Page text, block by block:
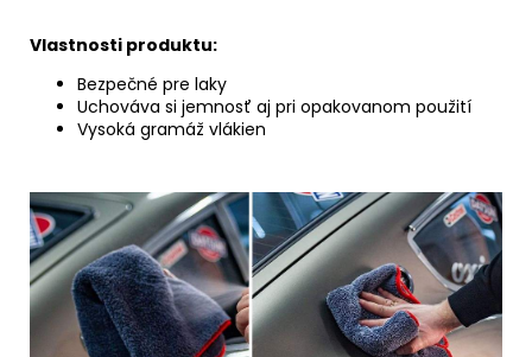
Vlastnosti produktu:
Bezpečné pre laky
Uchováva si jemnosť aj pri opakovanom použití
Vysoká gramáž vlákien